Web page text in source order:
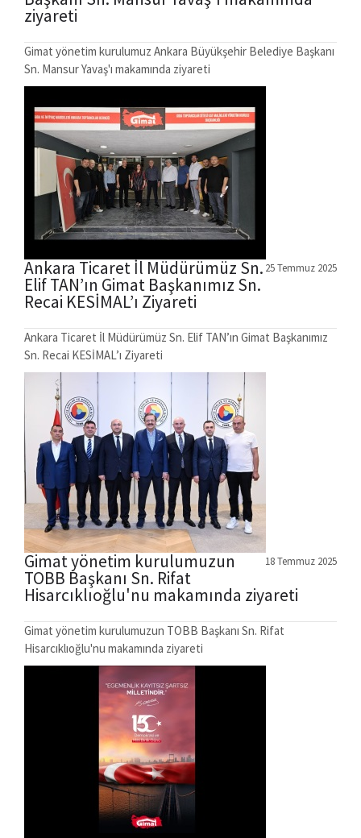
ziyareti
Gimat yönetim kurulumuz Ankara Büyükşehir Belediye Başkanı
Sn. Mansur Yavaş'ı makamında ziyareti
25 Temmuz 2025
Ankara Ticaret İl Müdürümüz Sn.
Elif TAN’ın Gimat Başkanımız Sn.
Recai KESİMAL’ı Ziyareti
Ankara Ticaret İl Müdürümüz Sn. Elif TAN’ın Gimat Başkanımız
Sn. Recai KESİMAL’ı Ziyareti
18 Temmuz 2025
Gimat yönetim kurulumuzun
TOBB Başkanı Sn. Rifat
Hisarcıklıoğlu'nu makamında ziyareti
Gimat yönetim kurulumuzun TOBB Başkanı Sn. Rifat
Hisarcıklıoğlu'nu makamında ziyareti